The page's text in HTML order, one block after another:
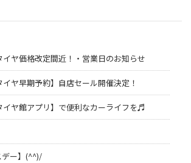
イヤ価格改定間近！・営業日のお知らせ
イヤ早期予約】自店セール開催決定！
イヤ館アプリ】で便利なカーライフを♬
デー】(^^)/